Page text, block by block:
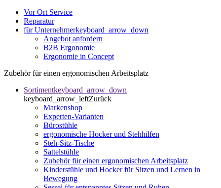
Vor Ort Service
Reparatur
für Unternehmerkeyboard_arrow_down
Angebot anfordern
B2B Ergonomie
Ergonomie in Concept
Zubehör für einen ergonomischen Arbeitsplatz
Sortimentkeyboard_arrow_down
keyboard_arrow_leftZurück
Markenshop
Experten-Varianten
Bürostühle
ergonomische Hocker und Stehhilfen
Steh-Sitz-Tische
Sattelstühle
Zubehör für einen ergonomischen Arbeitsplatz
Kinderstühle und Hocker für Sitzen und Lernen in
Bewegung